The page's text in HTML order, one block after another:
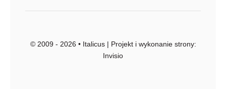
© 2009 - 2026 • Italicus | Projekt i wykonanie strony:
Invisio